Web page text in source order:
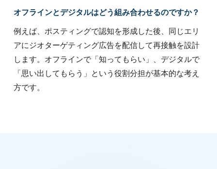
オフラインとデジタルはどう組み合わせるのですか？
例えば、ポスティングで認知を形成した後、同じエリ
アにジオターゲティング広告を配信して再接触を設計
します。オフラインで「知ってもらい」、デジタルで
「思い出してもらう」という役割分担が基本的な考え
方です。